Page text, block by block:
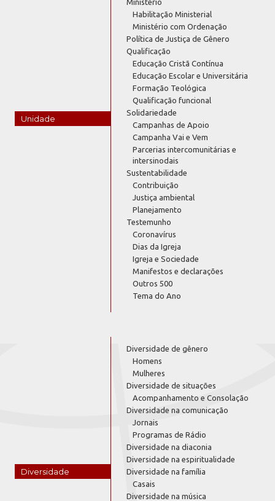
Unidade
Ministério
Habilitação Ministerial
Ministério com Ordenação
Política de Justiça de Gênero
Qualificação
Educação Cristã Contínua
Educação Escolar e Universitária
Formação Teológica
Qualificação funcional
Solidariedade
Campanhas de Apoio
Campanha Vai e Vem
Parcerias intercomunitárias e
intersinodais
Sustentabilidade
Contribuição
Justiça ambiental
Planejamento
Testemunho
Coronavírus
Dias da Igreja
Igreja e Sociedade
Manifestos e declarações
Outros 500
Tema do Ano
Diversidade
Diversidade de gênero
Homens
Mulheres
Diversidade de situações
Acompanhamento e Consolação
Diversidade na comunicação
Jornais
Programas de Rádio
Diversidade na diaconia
Diversidade na espiritualidade
Diversidade na família
Casais
Diversidade na música